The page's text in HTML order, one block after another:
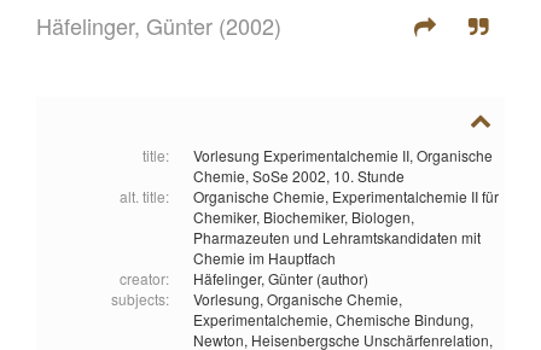
Häfelinger, Günter (2002)
title:
Vorlesung Experimentalchemie II, Organische
Chemie, SoSe 2002, 10. Stunde
alt. title:
Organische Chemie, Experimentalchemie II für
Chemiker, Biochemiker, Biologen,
Pharmazeuten und Lehramtskandidaten mit
Chemie im Hauptfach
creator:
Häfelinger, Günter (author)
subjects:
Vorlesung, Organische Chemie,
Experimentalchemie, Chemische Bindung,
Newton, Heisenbergsche Unschärfenrelation,